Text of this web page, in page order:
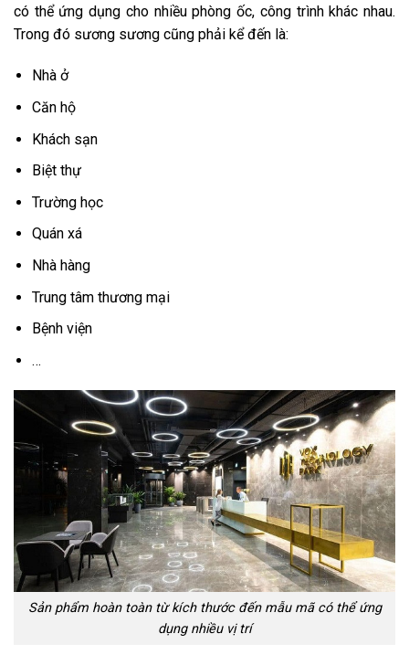
có thể ứng dụng cho nhiều phòng ốc, công trình khác nhau.
Trong đó sương sương cũng phải kể đến là:
Nhà ở
Căn hộ
Khách sạn
Biệt thự
Trường học
Quán xá
Nhà hàng
Trung tâm thương mại
Bệnh viện
…
Sản phẩm hoàn toàn từ kích thước đến mẫu mã có thể ứng
dụng nhiều vị trí